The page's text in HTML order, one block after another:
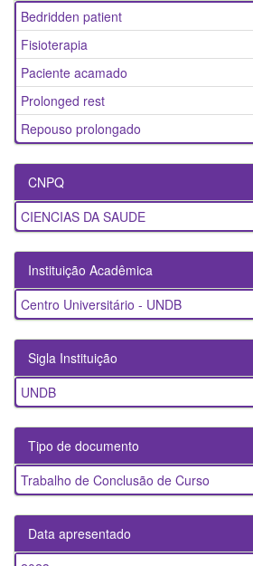
Bedridden patient
Fisioterapia
Paciente acamado
Prolonged rest
Repouso prolongado
CNPQ
CIENCIAS DA SAUDE
Instituição Acadêmica
Centro Universitário - UNDB
Sigla Instituição
UNDB
Tipo de documento
Trabalho de Conclusão de Curso
Data apresentado